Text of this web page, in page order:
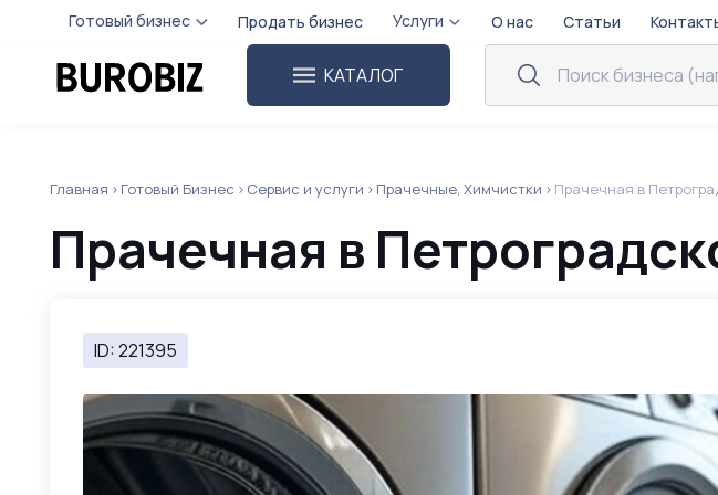
Готовый бизнес Продать бизнес Услуги О нас Статьи
КАТАЛОГ
Главная Готовый Бизнес Сервис и услуги Прачечные, Химчистки Прачечная в
Прачечная в
ID: 221395